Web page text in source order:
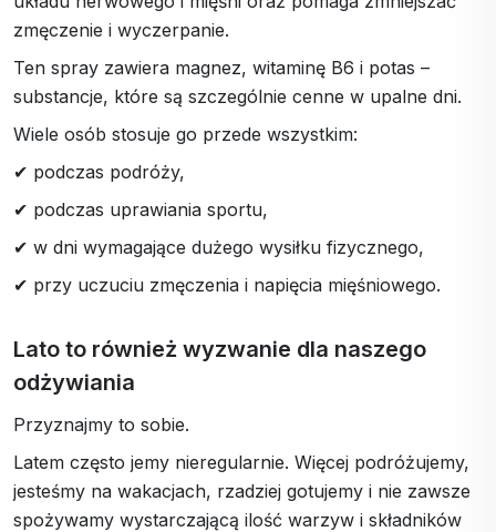
zmęczenie i wyczerpanie.
Ten spray zawiera magnez, witaminę B6 i potas –
substancje, które są szczególnie cenne w upalne dni.
Wiele osób stosuje go przede wszystkim:
✔ podczas podróży,
✔ podczas uprawiania sportu,
✔ w dni wymagające dużego wysiłku fizycznego,
✔ przy uczuciu zmęczenia i napięcia mięśniowego.
Lato to również wyzwanie dla naszego
odżywiania
Przyznajmy to sobie.
Latem często jemy nieregularnie. Więcej podróżujemy,
jesteśmy na wakacjach, rzadziej gotujemy i nie zawsze
spożywamy wystarczającą ilość warzyw i składników